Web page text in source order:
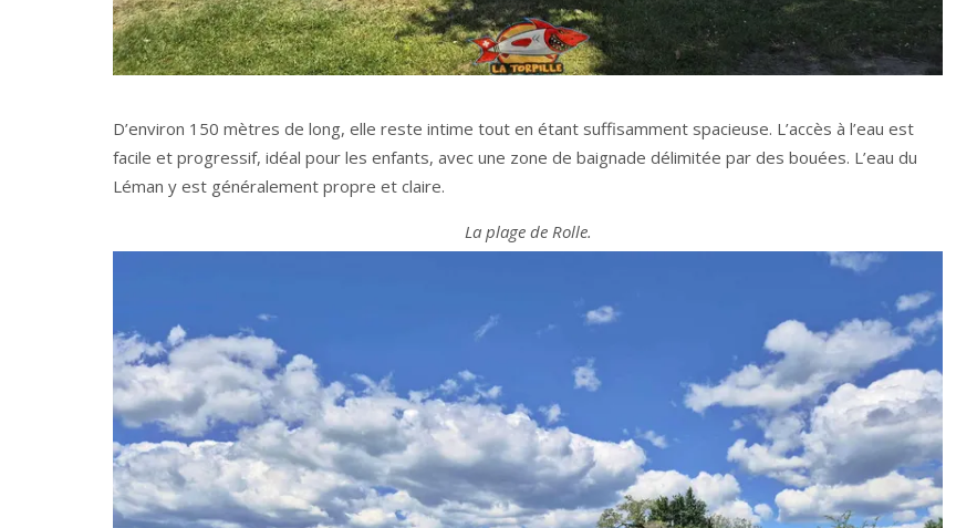
D’environ 150 mètres de long, elle reste intime tout en étant suffisamment spacieuse. L’accès à l’eau est
facile et progressif, idéal pour les enfants, avec une zone de baignade délimitée par des bouées. L’eau du
Léman y est généralement propre et claire.
La plage de Rolle.